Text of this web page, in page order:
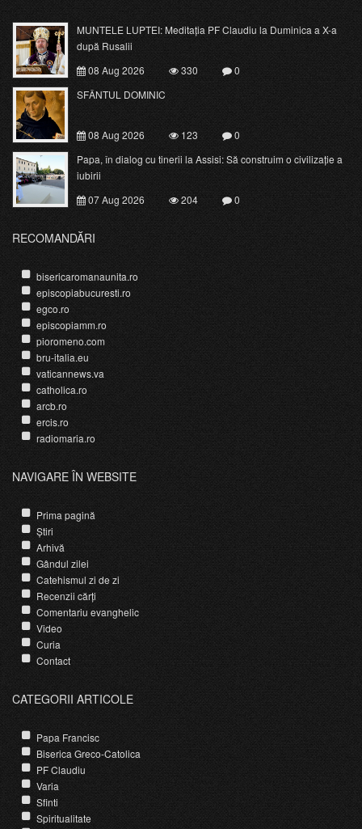
MUNTELE LUPTEI: Meditația PF Claudiu la Duminica a X-a
după Rusalii
08 Aug 2026
330
0
SFÂNTUL DOMINIC
08 Aug 2026 123
0
Papa, în dialog cu tinerii la Assisi: Să construim o civilizație a
iubirii
07 Aug 2026
204 0
RECOMANDĂRI
bisericaromanaunita.ro
episcopiabucuresti.ro
egco.ro
episcopiamm.ro
pioromeno.com
bru-italia.eu
vaticannews.va
catholica.ro
arcb.ro
ercis.ro
radiomaria.ro
NAVIGARE ÎN WEBSITE
Prima pagină
Știri
Arhivă
Gândul zilei
Catehismul zi de zi
Recenzii cărți
Comentariu evanghelic
Video
Curia
Contact
CATEGORII ARTICOLE
Papa Francisc
Biserica Greco-Catolica
PF Claudiu
Varia
Sfinti
Spiritualitate